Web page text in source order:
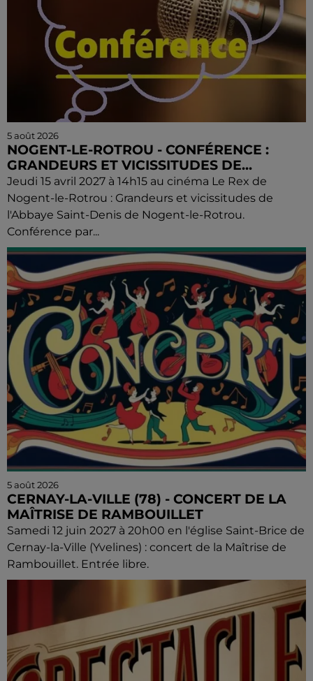
5 août 2026
NOGENT-LE-ROTROU - CONFÉRENCE :
GRANDEURS ET VICISSITUDES DE...
Jeudi 15 avril 2027 à 14h15 au cinéma Le Rex de
Nogent-le-Rotrou : Grandeurs et vicissitudes de
l'Abbaye Saint-Denis de Nogent-le-Rotrou.
Conférence par...
5 août 2026
CERNAY-LA-VILLE (78) - CONCERT DE LA
MAÎTRISE DE RAMBOUILLET
Samedi 12 juin 2027 à 20h00 en l'église Saint-Brice de
Cernay-la-Ville (Yvelines) : concert de la Maîtrise de
Rambouillet. Entrée libre.